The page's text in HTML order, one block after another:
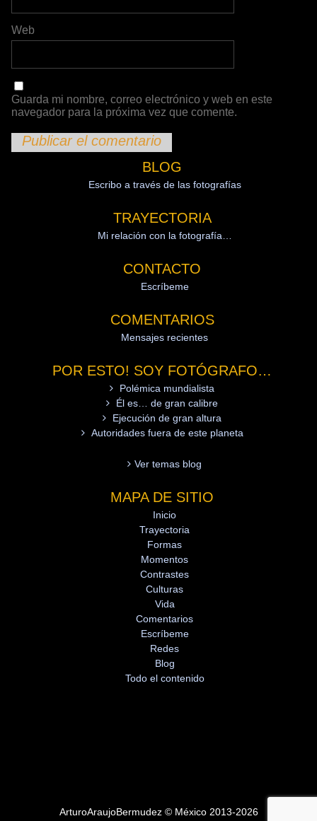
Web
Guarda mi nombre, correo electrónico y web en este
navegador para la próxima vez que comente.
BLOG
Escribo a través de las fotografías
TRAYECTORIA
Mi relación con la fotografía…
CONTACTO
Escríbeme
COMENTARIOS
Mensajes recientes
POR ESTO! SOY FOTÓGRAFO…
Polémica mundialista
Él es… de gran calibre
Ejecución de gran altura
Autoridades fuera de este planeta
Ver temas blog
MAPA DE SITIO
Inicio
Trayectoria
Formas
Momentos
Contrastes
Culturas
Vida
Comentarios
Escríbeme
Redes
Blog
Todo el contenido
ArturoAraujoBermudez © México 2013-2026